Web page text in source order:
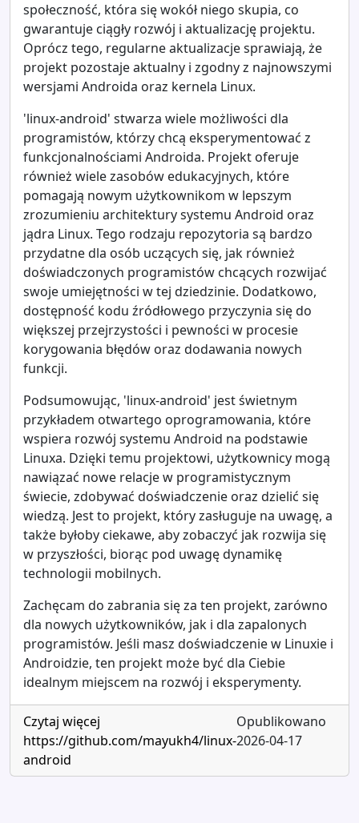
społeczność, która się wokół niego skupia, co
gwarantuje ciągły rozwój i aktualizację projektu.
Oprócz tego, regularne aktualizacje sprawiają, że
projekt pozostaje aktualny i zgodny z najnowszymi
wersjami Androida oraz kernela Linux.
'linux-android' stwarza wiele możliwości dla
programistów, którzy chcą eksperymentować z
funkcjonalnościami Androida. Projekt oferuje
również wiele zasobów edukacyjnych, które
pomagają nowym użytkownikom w lepszym
zrozumieniu architektury systemu Android oraz
jądra Linux. Tego rodzaju repozytoria są bardzo
przydatne dla osób uczących się, jak również
doświadczonych programistów chcących rozwijać
swoje umiejętności w tej dziedzinie. Dodatkowo,
dostępność kodu źródłowego przyczynia się do
większej przejrzystości i pewności w procesie
korygowania błędów oraz dodawania nowych
funkcji.
Podsumowując, 'linux-android' jest świetnym
przykładem otwartego oprogramowania, które
wspiera rozwój systemu Android na podstawie
Linuxa. Dzięki temu projektowi, użytkownicy mogą
nawiązać nowe relacje w programistycznym
świecie, zdobywać doświadczenie oraz dzielić się
wiedzą. Jest to projekt, który zasługuje na uwagę, a
także byłoby ciekawe, aby zobaczyć jak rozwija się
w przyszłości, biorąc pod uwagę dynamikę
technologii mobilnych.
Zachęcam do zabrania się za ten projekt, zarówno
dla nowych użytkowników, jak i dla zapalonych
programistów. Jeśli masz doświadczenie w Linuxie i
Androidzie, ten projekt może być dla Ciebie
idealnym miejscem na rozwój i eksperymenty.
Czytaj więcej
https://github.com/mayukh4/linux-
android
Opublikowano
2026-04-17